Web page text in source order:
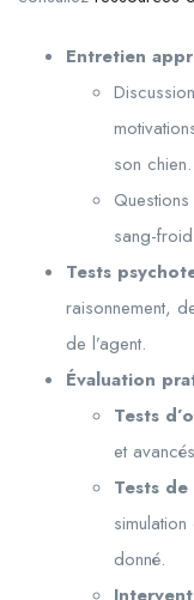
Entretien
son chien.
sang-
Tests
raisonnement,
de l’agent.
Évaluation
Tests
et
Tests
donné.